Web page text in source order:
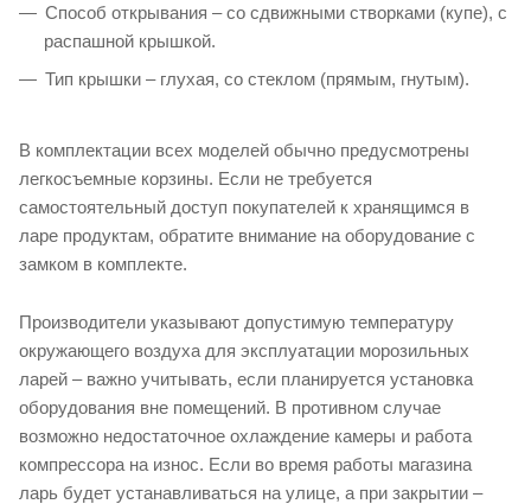
Способ открывания – со сдвижными створками (купе), с
распашной крышкой.
Тип крышки – глухая, со стеклом (прямым, гнутым).
В комплектации всех моделей обычно предусмотрены
легкосъемные корзины. Если не требуется
самостоятельный доступ покупателей к хранящимся в
ларе продуктам, обратите внимание на оборудование с
замком в комплекте.
Производители указывают допустимую температуру
окружающего воздуха для эксплуатации морозильных
ларей – важно учитывать, если планируется установка
оборудования вне помещений. В противном случае
возможно недостаточное охлаждение камеры и работа
компрессора на износ. Если во время работы магазина
ларь будет устанавливаться на улице, а при закрытии –